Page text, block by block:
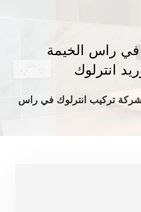
في راس الخيمة
تركيب انترلوك في راس الخيمة |0557821580 |توريد